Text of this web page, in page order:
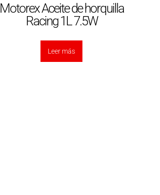
Motorex Aceite de horquilla
Racing 1L 7.5W
Leer más